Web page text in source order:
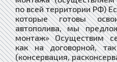
по всей территории РФ)
которые готовы
автополива, мы
монтаж» Осуществим
как на договорной,
(консервация,